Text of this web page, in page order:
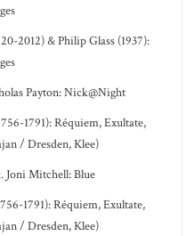
2012) & Philip Glass (1937):
Payton: Nick@Night
1791): Réquiem, Exultate,
/ Dresden, Klee)
Joni Mitchell: Blue
1791): Réquiem, Exultate,
/ Dresden, Klee)